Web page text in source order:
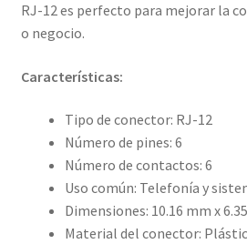
RJ-12 es perfecto para mejorar la
o negocio.
Características:
Tipo de conector: RJ-12
Número de pines: 6
Número de contactos: 6
Uso común: Telefonía y
Dimensiones: 10.16 mm x
Material del conector: